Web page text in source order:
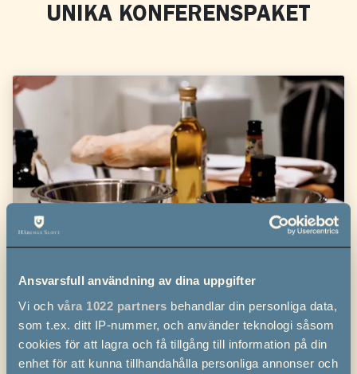
Ansvarsfull användning av dina uppgifter
Vi och våra 1022 partners behandlar din personliga data,
som t.ex. ditt IP-nummer, och använder teknologi såsom
cookies för att lagra och få tillgång till information på din
enhet för att kunna tillhandahålla personliga annonser och
UNIKA KONFERENSPAKET